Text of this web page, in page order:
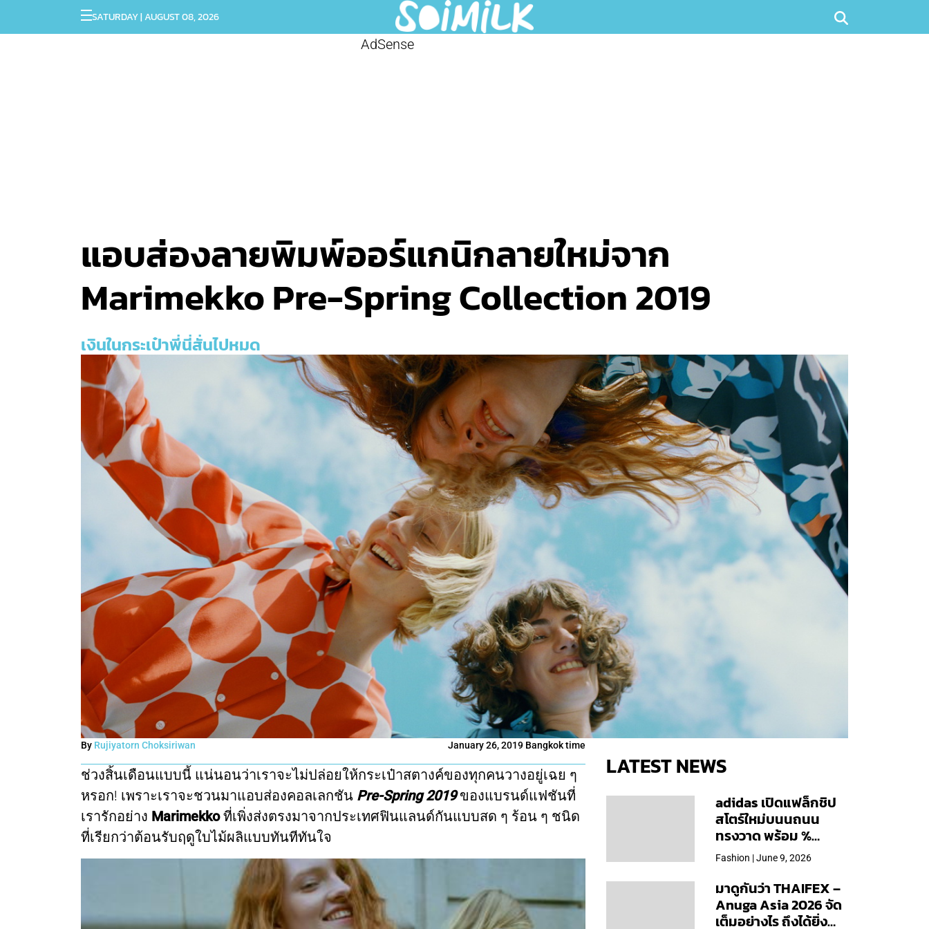
SATURDAY | AUGUST 08, 2026
AdSense
แอบส่องลายพิมพ์ออร์แกนิกลายใหม่จาก
Marimekko Pre-Spring Collection 2019
เงินในกระเป๋าพี่นี่สั่นไปหมด
By Rujiyatorn Choksiriwan January 26, 2019 Bangkok time
ช่วงสิ้นเดือนแบบนี้ แน่นอนว่าเราจะไม่ปล่อยให้กระเป๋าสตางค์ของทุกคนวางอยู่เฉย ๆ
หรอก! เพราะเราจะชวนมาแอบส่องคอลเลกชัน Pre-Spring 2019ของแบรนด์แฟชันที่
เรารักอย่าง Marimekkoที่เพิ่งส่งตรงมาจากประเทศฟินแลนด์กันแบบสด ๆ ร้อน ๆ ชนิด
ที่เรียกว่าต้อนรับฤดูใบไม้ผลิแบบทันทีทันใจ
LATEST NEWS
adidas เปิดแฟล็กชิป
สโตร์ใหม่บนนถนน
ทรงวาด พร้อม %
Arabica และคอลเลก
ชันพิเศษเฉพาะสาขา
Fashion | June 9, 2026
มาดูกันว่า THAIFEX –
Anuga Asia 2026 จัด
เต็มอย่างไร ถึงได้ยิ่ง